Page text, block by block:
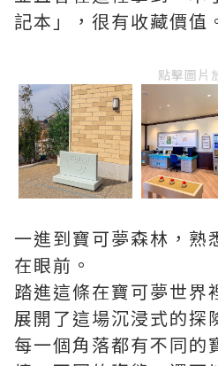
記本」，很有收藏價值
點擊圖片
一進到寶可夢森林，熟
在眼前。
踏進這條在寶可夢世界
展開了這場沉浸式的探
每一個角落都有不同的